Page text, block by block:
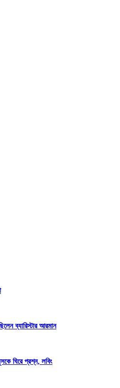
ব্যারিস্টার আরমান
ঘিরে প্রশ্ন, লবিং